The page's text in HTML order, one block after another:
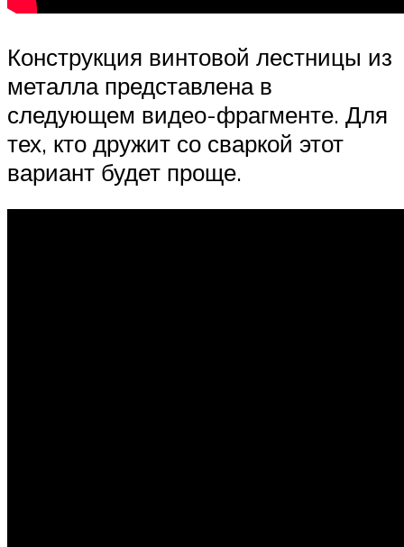
Конструкция винтовой лестницы из
металла представлена в
следующем видео-фрагменте. Для
тех, кто дружит со сваркой этот
вариант будет проще.